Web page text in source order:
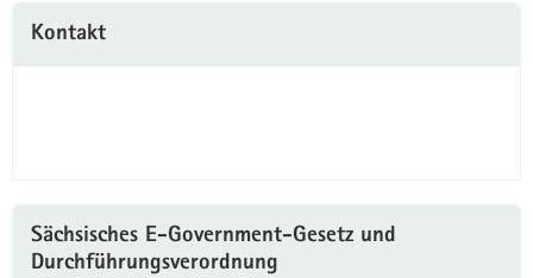
Information
Kontakt
Sächsisches E-Government-Gesetz und
Durchführungsverordnung